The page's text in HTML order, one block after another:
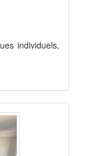
individuels,